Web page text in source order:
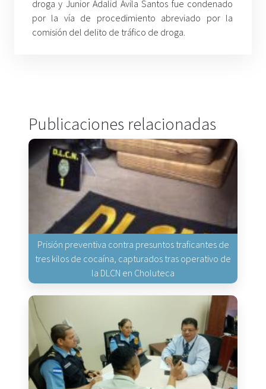
droga y Junior Adalid Ávila Santos fue condenado
por la vía de procedimiento abreviado por la
comisión del delito de tráfico de droga.
Publicaciones relacionadas
Prisión preventiva contra presuntos traficantes de
tres kilos de cocaína, capturados tras operativo de
la DLCN en Choluteca